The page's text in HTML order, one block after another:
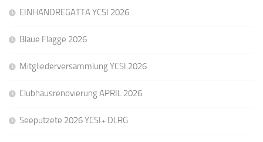
EINHANDREGATTA YCSI 2026
Blaue Flagge 2026
Mitgliederversammlung YCSI 2026
Clubhausrenovierung APRIL 2026
Seeputzete 2026 YCSI+ DLRG